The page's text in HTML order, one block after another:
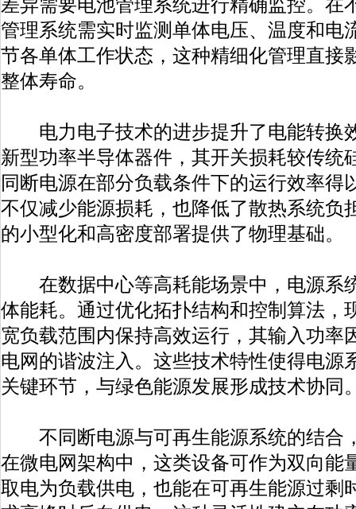
差异需要电池管理系统进行精确监控。在
管理系统需实时监测单体电压、温度和电
节各单体工作状态，这种精细化管理直接
整体寿命。
电力电子技术的进步提升了电能转换
新型功率半导体器件，其开关损耗较传统
同断电源在部分负载条件下的运行效率得
不仅减少能源损耗，也降低了散热系统负
的小型化和高密度部署提供了物理基础。
在数据中心等高耗能场景中，电源系
体能耗。通过优化拓扑结构和控制算法，
宽负载范围内保持高效运行，其输入功率
电网的谐波注入。这些技术特性使得电源
关键环节，与绿色能源发展形成技术协同
不同断电源与可再生能源系统的结合
在微电网架构中，这类设备可作为双向能
取电为负载供电，也能在可再生能源过剩